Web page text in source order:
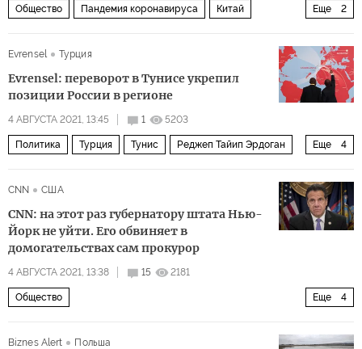
Еще 2
Общество Пандемия коронавируса Китай
Evrensel
Турция
Evrensel: переворот в Тунисе укрепил
позиции России в регионе
4 АВГУСТА 2021, 13:45 1 5203
Еще 4
Политика Турция Тунис Реджеп Тайип Эрдоган
CNN США
CNN: на этот раз губернатору штата Нью-
Йорк не уйти. Его обвиняет в
домогательствах сам прокурор
4 АВГУСТА 2021, 13:38 15 2181
Еще 4
Общество
Biznes Alert Польша